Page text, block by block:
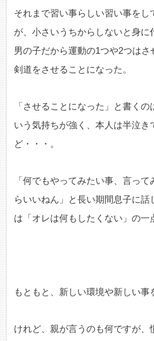
それまで習い事らしい習い事をし
が、小さいうちからしないと身に
男の子だから運動の1つや2つはさ
剣道をさせることになった。
「させることになった」と書く
いう気持ちが強く、本人は半泣き
ど・・・。
「何でもやってみたい事、言っ
らいいねん」と長い期間息子に
は「オレは何もしたくない」の一
もともと、新しい環境や新しい事
けれど、親が言うのも何ですが、